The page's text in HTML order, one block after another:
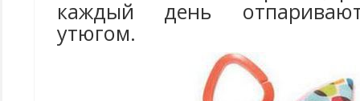
каждый день
утюгом.